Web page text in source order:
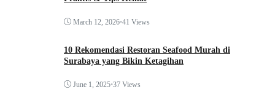
March 12, 2026•41 Views
10 Rekomendasi Restoran Seafood Murah di
Surabaya yang Bikin Ketagihan
June 1, 2025•37 Views